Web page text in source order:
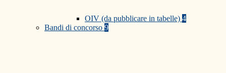
OIV (da pubblicare in tabelle) 4
Bandi di concorso 9